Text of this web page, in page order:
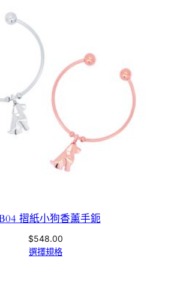
摺紙小狗香薰手鈪
$548.00
選擇規格